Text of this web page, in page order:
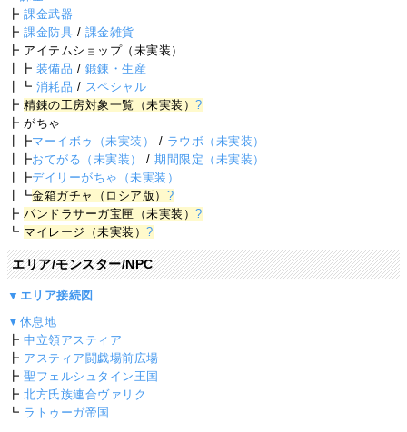
┣課金武器
┣課金防具 / 課金雑貨
┣ アイテムショップ（未実装）
┃┣ 装備品 / 鍛錬・生産
┃┗ 消耗品 / スペシャル
┣精錬の工房対象一覧（未実装）?
┣ がちゃ
┃┣マーイボゥ（未実装） / ラウボ（未実装）
┃┣おてがる（未実装） /期間限定（未実装）
┃┣デイリーがちゃ（未実装）
┃┗金箱ガチャ（ロシア版） ?
┣パンドラサーガ宝匣（未実装）?
┗ マイレージ（未実装）?
エリア/モンスター/NPC
▼エリア接続図
▼休息地
┣中立領アスティア
┣ アスティア闘戯場前広場
┣聖フェルシュタイン王国
┣北方氏族連合ヴァリク
┗ ラトゥーガ帝国